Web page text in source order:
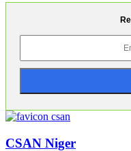
CSAN Niger